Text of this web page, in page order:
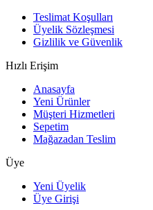
Teslimat Koşulları
Üyelik Sözleşmesi
Gizlilik ve Güvenlik
Hızlı Erişim
Anasayfa
Yeni Ürünler
Müşteri Hizmetleri
Sepetim
Mağazadan Teslim
Üye
Yeni Üyelik
Üye Girişi